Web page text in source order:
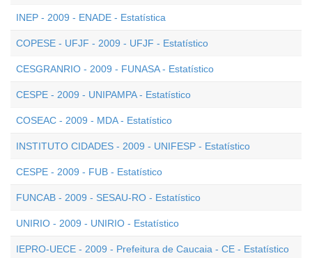
INEP - 2009 - ENADE - Estatística
COPESE - UFJF - 2009 - UFJF - Estatístico
CESGRANRIO - 2009 - FUNASA - Estatístico
CESPE - 2009 - UNIPAMPA - Estatístico
COSEAC - 2009 - MDA - Estatístico
INSTITUTO CIDADES - 2009 - UNIFESP - Estatístico
CESPE - 2009 - FUB - Estatístico
FUNCAB - 2009 - SESAU-RO - Estatístico
UNIRIO - 2009 - UNIRIO - Estatístico
IEPRO-UECE - 2009 - Prefeitura de Caucaia - CE - Estatístico